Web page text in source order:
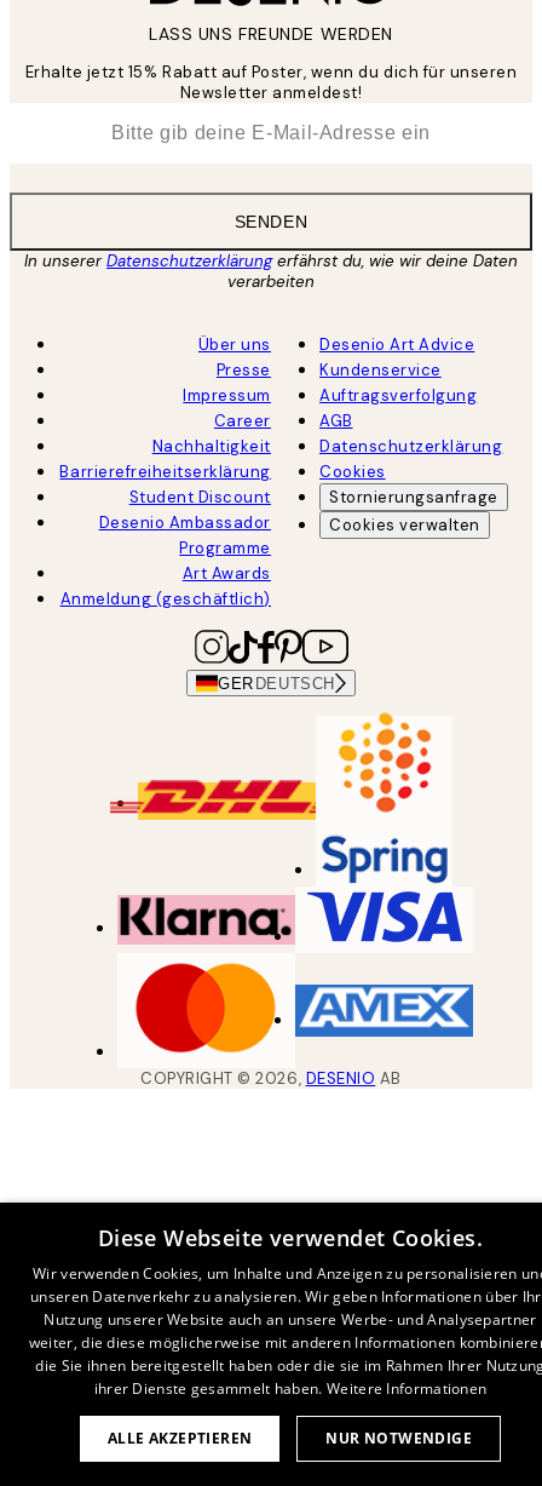
LASS UNS FREUNDE WERDEN
Erhalte jetzt 15% Rabatt auf Poster, wenn du dich für unseren
Newsletter anmeldest!
SENDEN
In unsererDatenschutzerklärungerfährst du, wie wir deine Daten
verarbeiten
Über uns
Presse
Impressum
Career
Nachhaltigkeit
Barrierefreiheitserklärung
Student Discount
Desenio Ambassador
Programme
Art Awards
Anmeldung (geschäftlich)
Desenio Art Advice
Kundenservice
Auftragsverfolgung
AGB
Datenschutzerklärung
Cookies
Stornierungsanfrage
Cookies verwalten
GER DEUTSCH
COPYRIGHT ©2026, DESENIO AB
Diese Webseite verwendet Cookies.
Wir verwenden Cookies, um Inhalte und Anzeigen zu personalisieren
unseren Datenverkehr zu analysieren. Wir geben Informationen über
Nutzung unserer Website auch an unsere Werbe- und Analysepartner
weiter, die diese möglicherweise mit anderen Informationen
die Sie ihnen bereitgestellt haben oder die sie im Rahmen Ihrer
ihrer Dienste gesammelt haben. Weitere Informationen
ALLE AKZEPTIEREN NUR NOTWENDIGE